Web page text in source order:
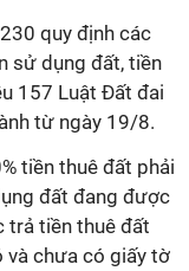
quy định các
sử dụng đất, tiền
157 Luật Đất đai
từ ngày 19/8.
tiền thuê đất phải
đất đang được
trả tiền thuê đất
và chưa có giấy tờ